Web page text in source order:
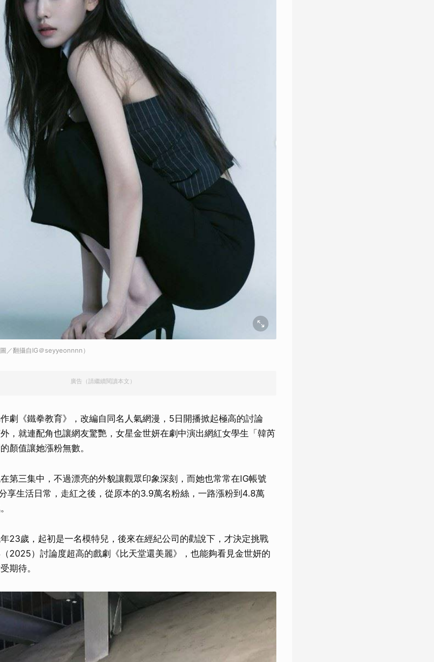
／翻攝自IG＠seyyeonnnn）
廣告（請繼續閱讀本文）
劇《鐵拳教育》，改編自同名人氣網漫，5日開播掀起極高的討論
，就連配角也讓網友驚艷，女星金世妍在劇中演出網紅女學生「韓芮
顏值讓她漲粉無數。
第三集中，不過漂亮的外貌讓觀眾印象深刻，而她也常常在IG帳號
享生活日常，走紅之後，從原本的3.9萬名粉絲，一路漲粉到4.8萬
23歲，起初是一名模特兒，後來在經紀公司的勸說下，才決定挑戰
2025）討論度超高的戲劇《比天堂還美麗》，也能夠看見金世妍的
期待。